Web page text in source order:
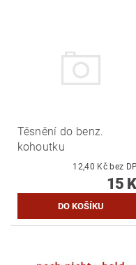
Těsnění do benz.
kohoutku
12,40 Kč bez
15